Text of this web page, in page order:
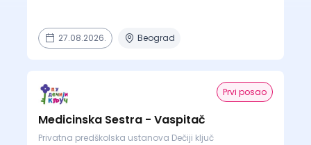
27.08.2026. Beograd
Prvi posao
Medicinska Sestra - Vaspitač
Privatna predškolska ustanova Dečiji ključ